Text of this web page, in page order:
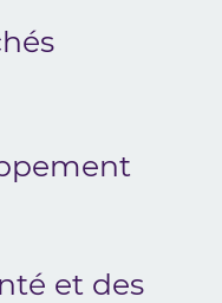
et des